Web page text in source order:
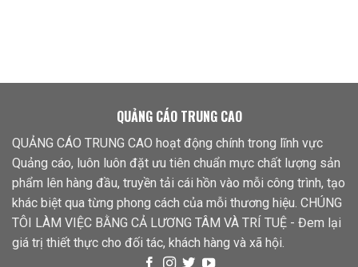
QUẢNG CÁO TRUNG CAO
QUẢNG CÁO TRUNG CAO hoạt động chính trong lĩnh vực
Quảng cáo, luôn luôn đặt ưu tiên chuẩn mực chất lượng sản
phẩm lên hàng đầu, truyền tải cái hồn vào mỗi công trình, tạo
khác biệt qua từng phong cách của mỗi thương hiệu. CHÚNG
TÔI LÀM VIỆC BẰNG CẢ LƯƠNG TÂM VÀ TRÍ TUỆ - Đem lại
giá trị thiết thực cho đối tác, khách hàng và xã hội.